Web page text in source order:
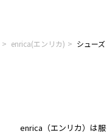
enrica(エンリカ) シューズ
enrica（エンリカ）は